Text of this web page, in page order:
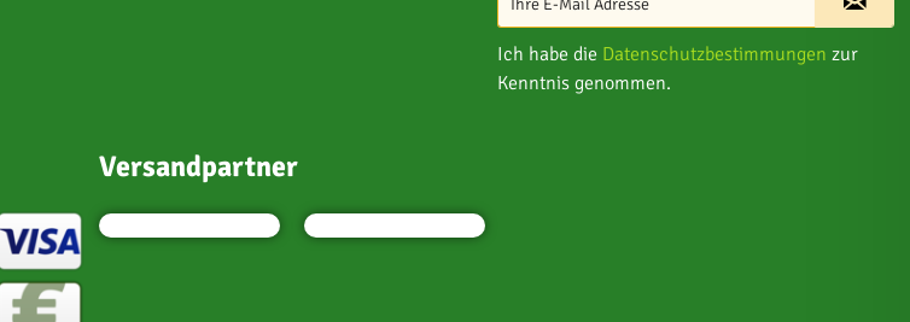
Ich habe die Datenschutzbestimmungen zur
Kenntnis genommen.
Versandpartner